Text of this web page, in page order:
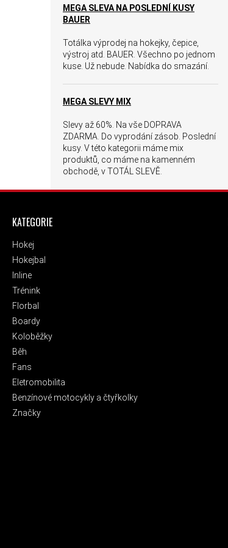
MEGA SLEVA NA POSLEDNÍ KUSY
BAUER
Totálka výprodej na hokejky, čepice,
výstroj atd. BAUER. Všechno po jednom
kuse. Už nebude. Nabídka do smazání.
MEGA SLEVY MIX
Slevy až 60%. Na vše DOPRAVA
ZDARMA. Do vyprodání zásob. Poslední
kusy. V této kategorii máme mix
produktů, co máme na kamenném
obchodě, v TOTÁL SLEVĚ.
ZÁPATÍ
KATEGORIE
Hokej
Hokejbal
Inline
Trénink
Florbal
Boardy
Koloběžky
Běh
Fans
Eletromobilita
Benzínové motocykly a čtyřkolky
Značky